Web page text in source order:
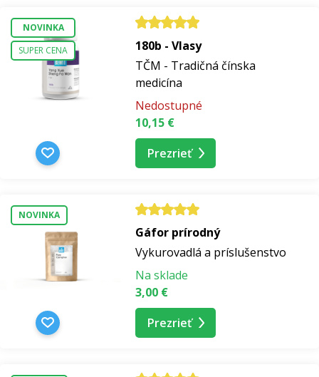
NOVINKA
SUPER CENA
180b - Vlasy
TČM - Tradičná čínska
medicína
Nedostupné
10,15 €
Prezrieť
NOVINKA
Gáfor prírodný
Vykurovadlá a príslušenstvo
Na sklade
3,00 €
Prezrieť